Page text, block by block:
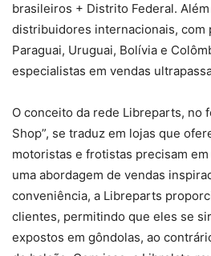
brasileiros + Distrito Federal.
distribuidores internacionais, com
Paraguai, Uruguai, Bolívia e
especialistas em vendas
O conceito da rede Libreparts, no
Shop”, se traduz em lojas que
motoristas e frotistas precisam
uma abordagem de vendas
conveniência, a Libreparts
clientes, permitindo que eles se
expostos em gôndolas, ao